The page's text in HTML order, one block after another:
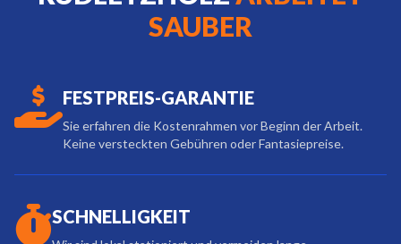
SAUBER
FESTPREIS-GARANTIE
Sie erfahren die Kostenrahmen vor Beginn der Arbeit.
Keine versteckten Gebühren oder Fantasiepreise.
SCHNELLIGKEIT